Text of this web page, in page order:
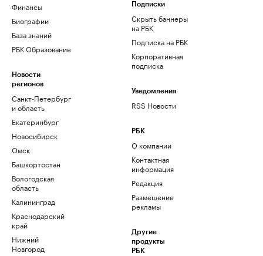
Финансы
Биографии
База знаний
РБК Образование
Новости
регионов
Санкт-Петербург
и область
Екатеринбург
Новосибирск
Омск
Башкортостан
Вологодская
область
Калининград
Краснодарский
край
Нижний
Новгород
Подписки
Скрыть баннеры
на РБК
Подписка на РБК
Корпоративная
подписка
Уведомления
RSS Новости
РБК
О компании
Контактная
информация
Редакция
Размещение
рекламы
Другие
продукты
РБК